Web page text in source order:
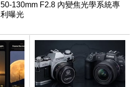
50-130mm F2.8 內變焦光學系統專
利曝光